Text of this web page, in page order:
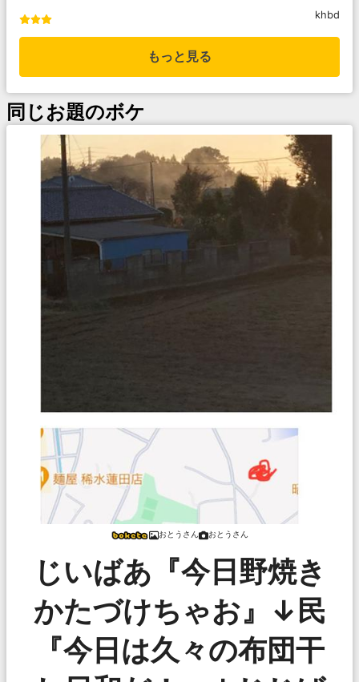
khbd
もっと見る
同じお題のボケ
おとうさん おとうさん
じいばあ『今日野焼き
かたづけちゃお』↓民
『今日は久々の布団干